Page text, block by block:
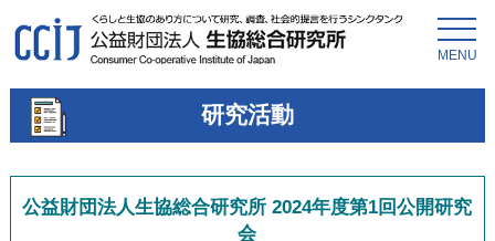
MENU
研究活動
公益財団法人生協総合研究所 2024年度第1回公開研究
会